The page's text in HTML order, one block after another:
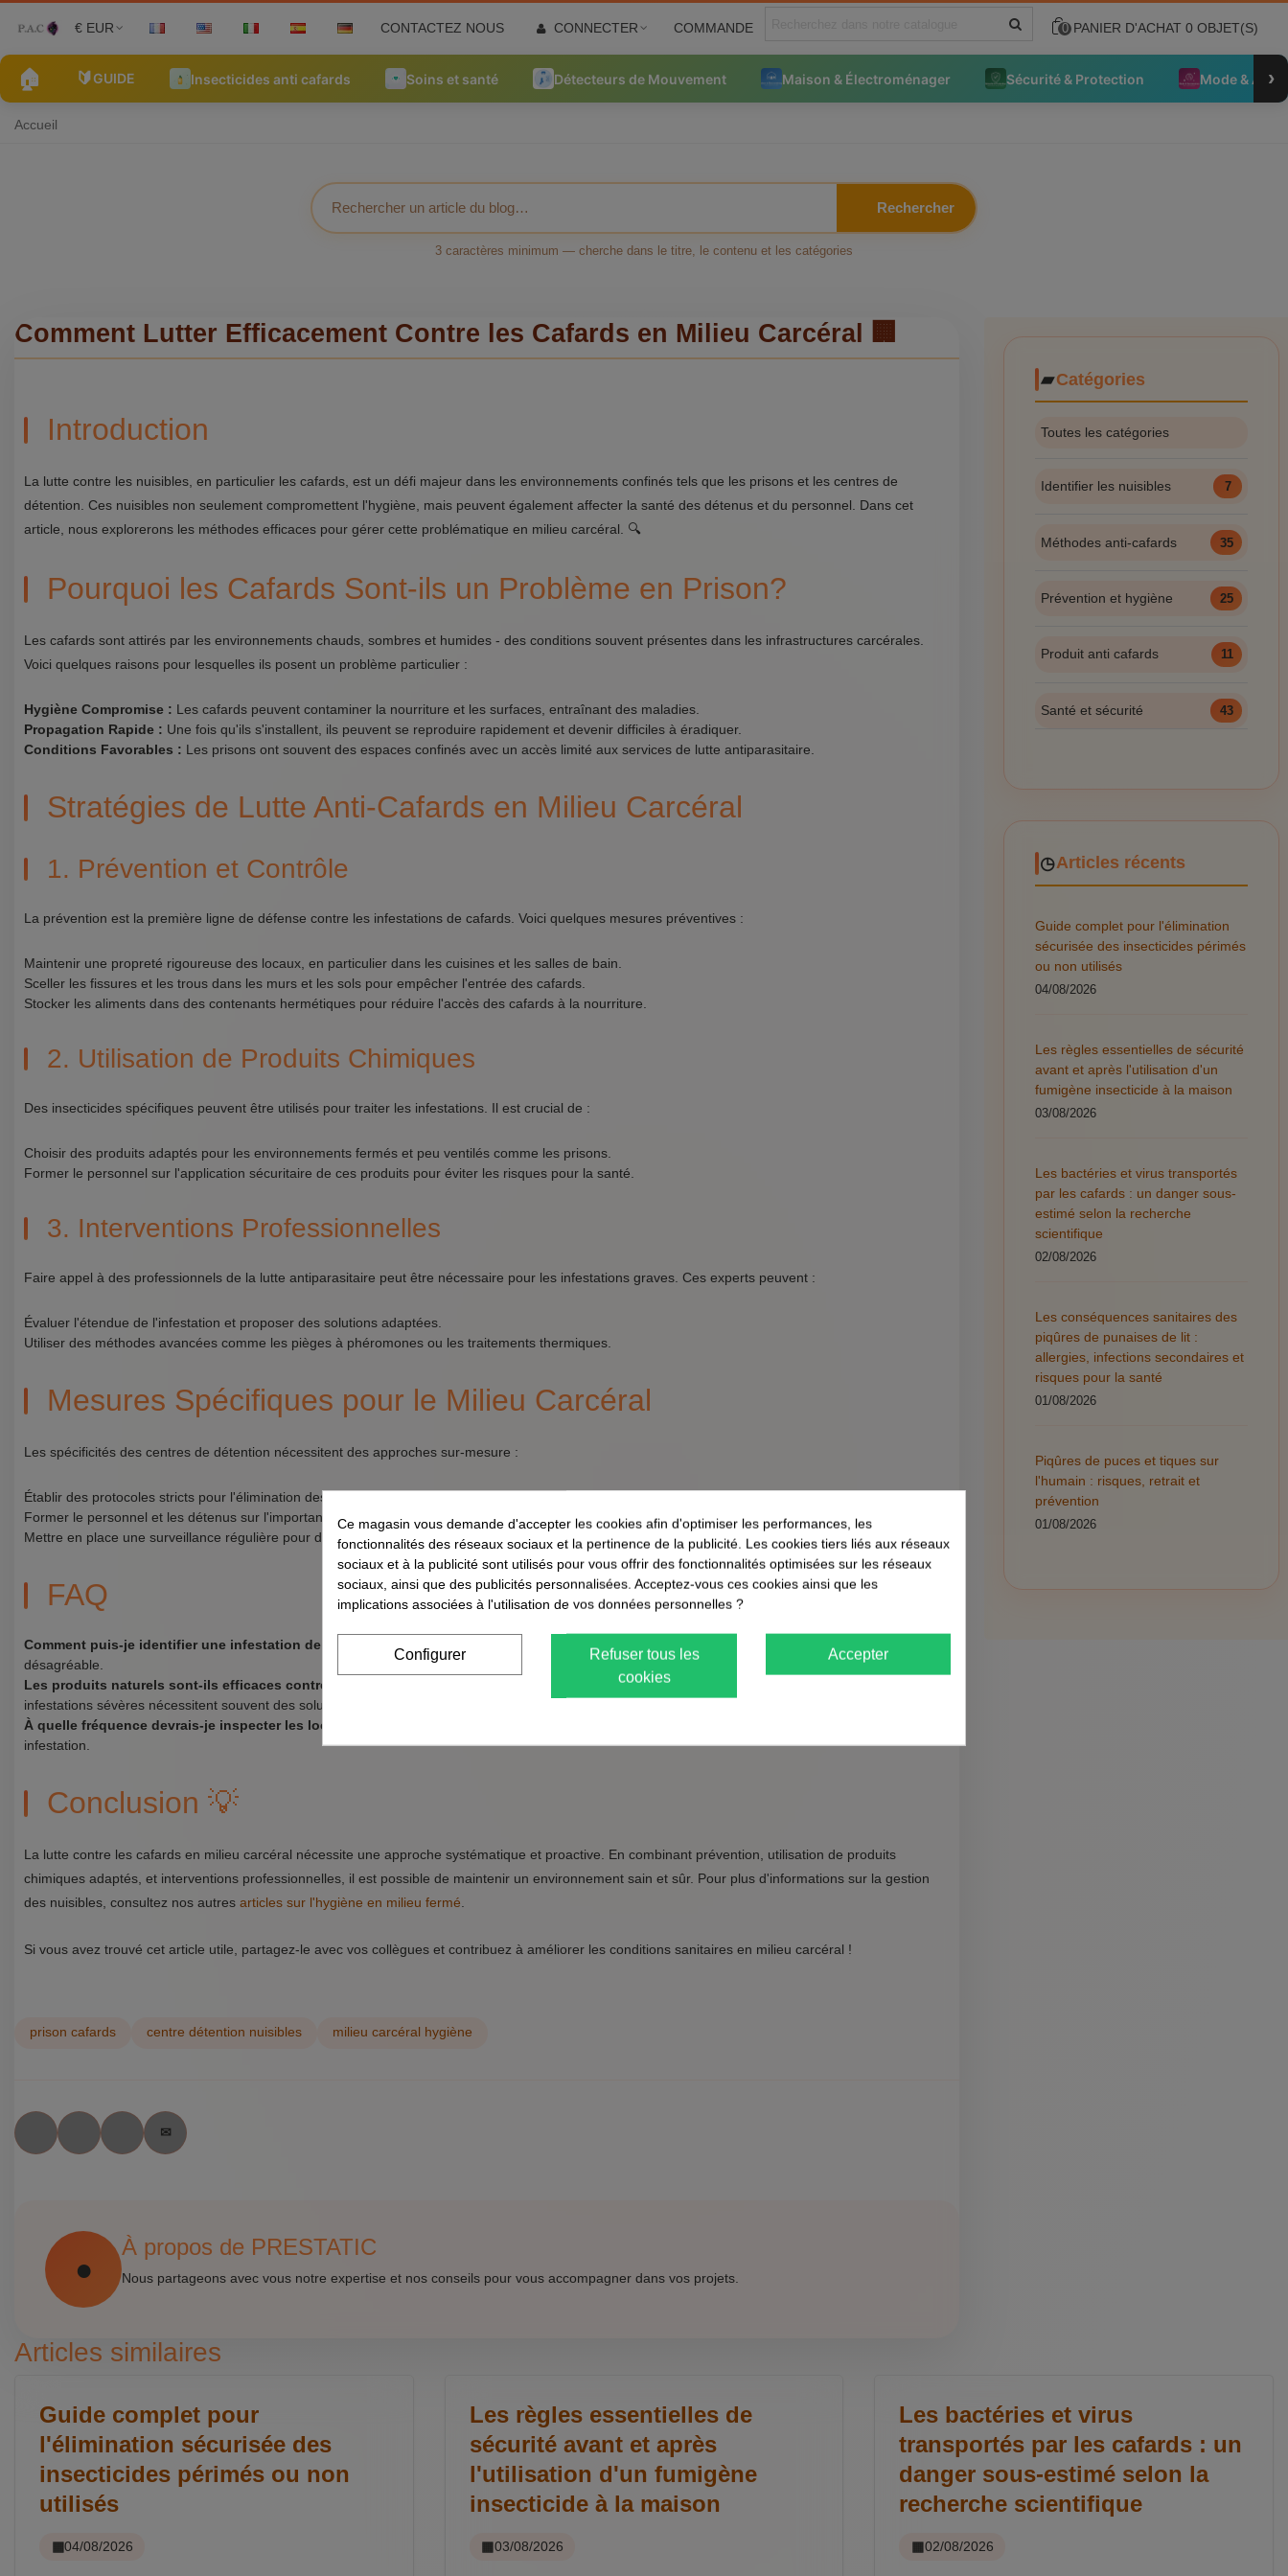
€ EUR CONTACTEZ NOUS CONNECTER COMMANDE 0 PANIER D'ACHAT 0 OBJET(S)
🏠 🔰GUIDE Insecticides anti cafards Soins et santé Détecteurs de Mouvement Maison & Électroménager Sécurité & Protection Mode & ›
Accueil
Rechercher
3 caractères minimum — cherche dans le titre, le contenu et les catégories
Comment Lutter Efficacement Contre les Cafards en Milieu Carcéral 🏢
Introduction
La lutte contre les nuisibles, en particulier les cafards, est un défi majeur dans les environnements confinés tels que les prisons et les centres de
détention. Ces nuisibles non seulement compromettent l'hygiène, mais peuvent également affecter la santé des détenus et du personnel. Dans cet
article, nous explorerons les méthodes efficaces pour gérer cette problématique en milieu carcéral. 🔍
Pourquoi les Cafards Sont-ils un Problème en Prison?
Les cafards sont attirés par les environnements chauds, sombres et humides - des conditions souvent présentes dans les infrastructures carcérales.
Voici quelques raisons pour lesquelles ils posent un problème particulier :
Hygiène Compromise : Les cafards peuvent contaminer la nourriture et les surfaces, entraînant des maladies.
Propagation Rapide : Une fois qu'ils s'installent, ils peuvent se reproduire rapidement et devenir difficiles à éradiquer.
Conditions Favorables : Les prisons ont souvent des espaces confinés avec un accès limité aux services de lutte antiparasitaire.
Stratégies de Lutte Anti-Cafards en Milieu Carcéral
1. Prévention et Contrôle
La prévention est la première ligne de défense contre les infestations de cafards. Voici quelques mesures préventives :
Maintenir une propreté rigoureuse des locaux, en particulier dans les cuisines et les salles de bain.
Sceller les fissures et les trous dans les murs et les sols pour empêcher l'entrée des cafards.
Stocker les aliments dans des contenants hermétiques pour réduire l'accès des cafards à la nourriture.
2. Utilisation de Produits Chimiques
Des insecticides spécifiques peuvent être utilisés pour traiter les infestations. Il est crucial de :
Choisir des produits adaptés pour les environnements fermés et peu ventilés comme les prisons.
Former le personnel sur l'application sécuritaire de ces produits pour éviter les risques pour la santé.
3. Interventions Professionnelles
Faire appel à des professionnels de la lutte antiparasitaire peut être nécessaire pour les infestations graves. Ces experts peuvent :
Évaluer l'étendue de l'infestation et proposer des solutions adaptées.
Utiliser des méthodes avancées comme les pièges à phéromones ou les traitements thermiques.
Mesures Spécifiques pour le Milieu Carcéral
Les spécificités des centres de détention nécessitent des approches sur-mesure :
Établir des protocoles stricts pour l'élimination des déchets afin de supprimer les sources de nourriture des cafards.
Former le personnel et les détenus sur l'importance de l'hygiène et des mesures de prévention.
Mettre en place une surveillance régulière pour détecter rapidement les signes d'infestation.
FAQ
Comment puis-je identifier une infestation de cafards ?
Recherchez des signes tels que des excréments, des carapaces moulées, et une odeur
désagréable.
Les produits naturels sont-ils efficaces contre les cafards ?
Bien que certains produits naturels puissent aider à repousser les cafards, les
infestations sévères nécessitent souvent des solutions chimiques professionnelles.
À quelle fréquence devrais-je inspecter les locaux pour les cafards ?
infestation.
Conclusion 💡
La lutte contre les cafards en milieu carcéral nécessite une approche systématique et proactive. En combinant prévention, utilisation de produits
chimiques adaptés, et interventions professionnelles, il est possible de maintenir un environnement sain et sûr. Pour plus d'informations sur la gestion
des nuisibles, consultez nos autres articles sur l'hygiène en milieu fermé
Si vous avez trouvé cet article utile, partagez-le avec vos collègues et contribuez à améliorer les conditions sanitaires en milieu carcéral !
prison cafards centre détention nuisibles milieu carcéral hygiène
À propos de PRESTATIC
Nous partageons avec vous notre expertise et nos conseils pour vous accompagner dans vos projets.
Catégories
Toutes les catégories
Identifier les nuisibles 7
Méthodes anti-cafards 35
Prévention et hygiène 25
Produit anti cafards 11
Santé et sécurité 43
Articles récents
Guide complet pour l'élimination
sécurisée des insecticides périmés
ou non utilisés
04/08/2026
Les règles essentielles de sécurité
avant et après l'utilisation d'un
fumigène insecticide à la maison
03/08/2026
Les bactéries et virus transportés
par les cafards : un danger sous-
estimé selon la recherche
scientifique
02/08/2026
Les conséquences sanitaires des
piqûres de punaises de lit :
allergies, infections secondaires et
risques pour la santé
01/08/2026
Piqûres de puces et tiques sur
l'humain : risques, retrait et
prévention
01/08/2026
Articles similaires
Guide complet pour
l'élimination sécurisée des
insecticides périmés ou non
utilisés
04/08/2026
Les règles essentielles de
sécurité avant et après
l'utilisation d'un fumigène
insecticide à la maison
03/08/2026
Les bactéries et virus
transportés par les cafards : un
danger sous-estimé selon la
recherche scientifique
02/08/2026
Ce magasin vous demande d'accepter les cookies afin d'optimiser les performances, les
fonctionnalités des réseaux sociaux et la pertinence de la publicité. Les cookies tiers liés aux réseaux
sociaux et à la publicité sont utilisés pour vous offrir des fonctionnalités optimisées sur les réseaux
sociaux, ainsi que des publicités personnalisées. Acceptez-vous ces cookies ainsi que les
implications associées à l'utilisation de vos données personnelles ?
Accepter
Refuser tous les
cookies
Configurer